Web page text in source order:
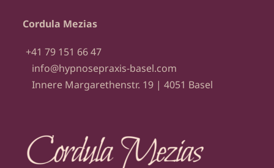
Cordula Mezias
+41 79 151 66 47
info@hypnosepraxis-basel.com
Innere Margarethenstr. 19 | 4051 Basel